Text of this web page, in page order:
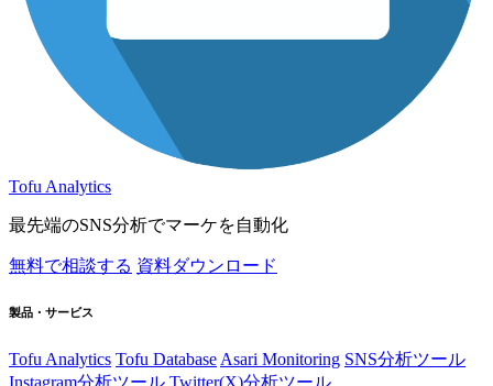
Tofu Analytics
最先端のSNS分析でマーケを自動化
無料で相談する 資料ダウンロード
製品・サービス
Tofu Analytics Tofu Database Asari Monitoring SNS分析ツール
Instagram分析ツール Twitter(X)分析ツール